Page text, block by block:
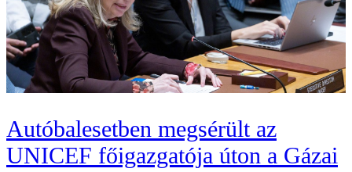
Autóbalesetben megsérült az
UNICEF főigazgatója úton a Gázai